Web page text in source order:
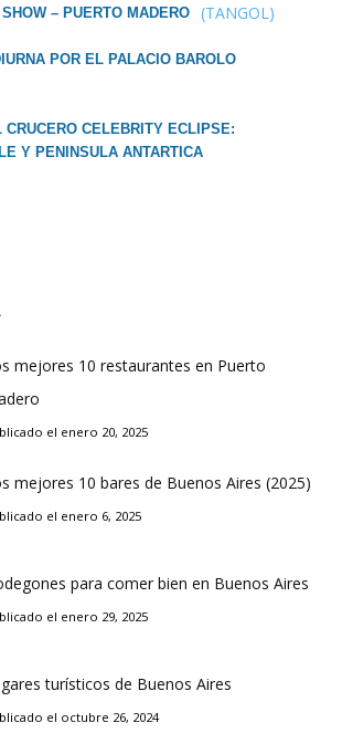
– PUERTO MADERO (TANGOL)
POR EL PALACIO BAROLO
CRUCERO CELEBRITY ECLIPSE:
Y PENINSULA ANTARTICA
mejores 10 restaurantes en Puerto
el enero 20, 2025
mejores 10 bares de Buenos Aires (2025)
el enero 6, 2025
para comer bien en Buenos Aires
el enero 29, 2025
turísticos de Buenos Aires
el octubre 26, 2024